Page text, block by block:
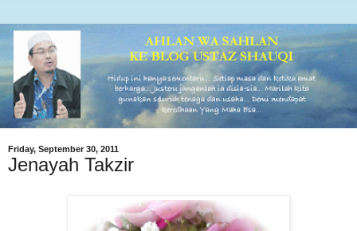
Friday, September 30, 2011
Jenayah Takzir